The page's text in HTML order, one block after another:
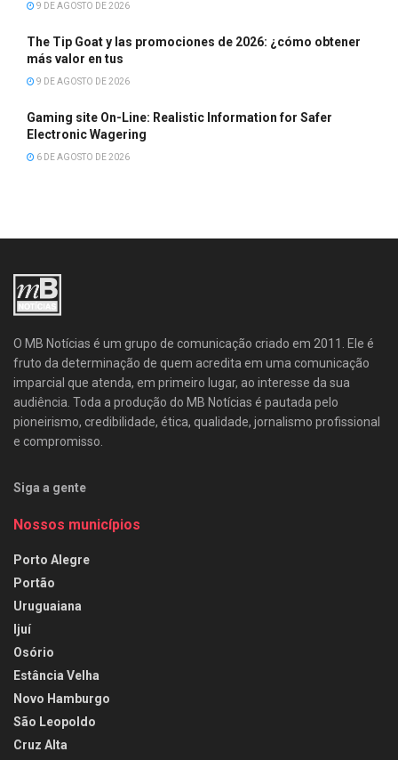
9 DE AGOSTO DE 2026
The Tip Goat y las promociones de 2026: ¿cómo obtener
más valor en tus
9 DE AGOSTO DE 2026
Gaming site On-Line: Realistic Information for Safer
Electronic Wagering
6 DE AGOSTO DE 2026
O MB Notícias é um grupo de comunicação criado em 2011. Ele é
fruto da determinação de quem acredita em uma comunicação
imparcial que atenda, em primeiro lugar, ao interesse da sua
audiência. Toda a produção do MB Notícias é pautada pelo
pioneirismo, credibilidade, ética, qualidade, jornalismo profissional
e compromisso.
Siga a gente
Nossos municípios
Porto Alegre
Portão
Uruguaiana
Ijuí
Osório
Estância Velha
Novo Hamburgo
São Leopoldo
Cruz Alta